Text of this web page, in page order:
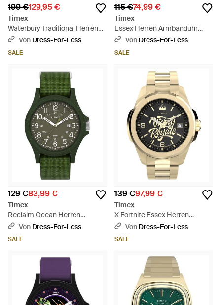
199 €129,95 €
Timex
Waterbury Traditional Herren
Armbanduhr Twh6Z3810 -
Von Dress-For-Less
SALE
115 €74,99 €
Timex
Essex Herren Armbanduhr
Tw2W79800 - Schwarz
Von Dress-For-Less
SALE
129 €83,99 €
Timex
Reclaim Ocean Herren
Armbanduhr Tw2V96000 -
Von Dress-For-Less
SALE
139 €97,99 €
Timex
X Fortnite Essex Herren
Armbanduhr Tw2Y47200 -
Von Dress-For-Less
SALE